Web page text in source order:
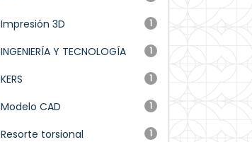
1
Impresión 3D
1
INGENIERÍA Y TECNOLOGÍA
1
KERS
1
Modelo CAD
1
Resorte torsional